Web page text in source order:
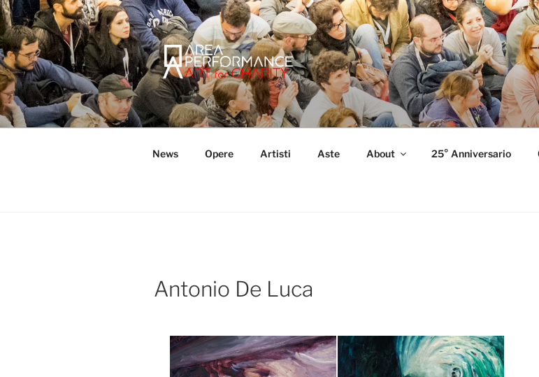
Salta
al
contenuto
AREA PERFORMANCE
Sito ufficiale della Onlus Area Performance.
News Opere Artisti Aste About 25° Anniversario
Antonio De Luca